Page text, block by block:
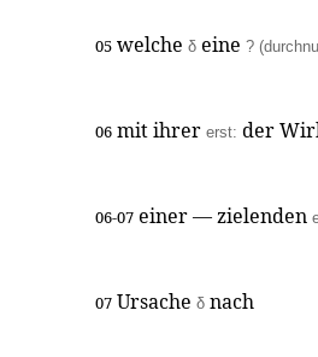
05 welche δ eine ?
06 mit ihrer erst: der
06-07 einer — zielenden
07 Ursache δ nach